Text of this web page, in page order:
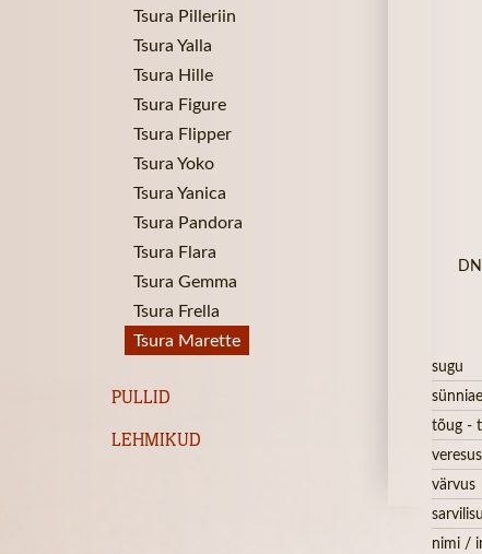
Tsura Pilleriin
Tsura Yalla
Tsura Hille
Tsura Figure
Tsura Flipper
Tsura Yoko
Tsura Yanica
Tsura Pandora
Tsura Flara
Tsura Gemma
Tsura Frella
Tsura Marette
PULLID
LEHMIKUD
sugu
tõug -
veresus
värvus
nimi /